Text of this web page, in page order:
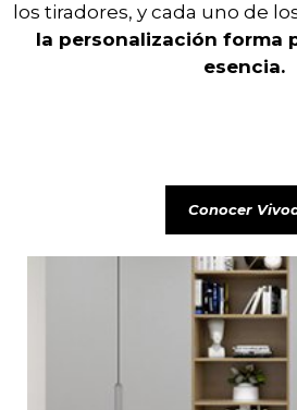
los tiradores, y cada uno de
la personalización forma
esencia.
Conocer